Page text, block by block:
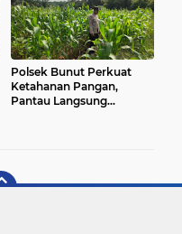
Polsek Bunut Perkuat
Ketahanan Pangan,
Pantau Langsung